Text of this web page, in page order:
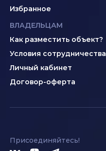
Избранное
ВЛАДЕЛЬЦАМ
Как разместить объект?
Условия сотрудничества
Личный кабинет
Договор-оферта
Присоединяйтесь!